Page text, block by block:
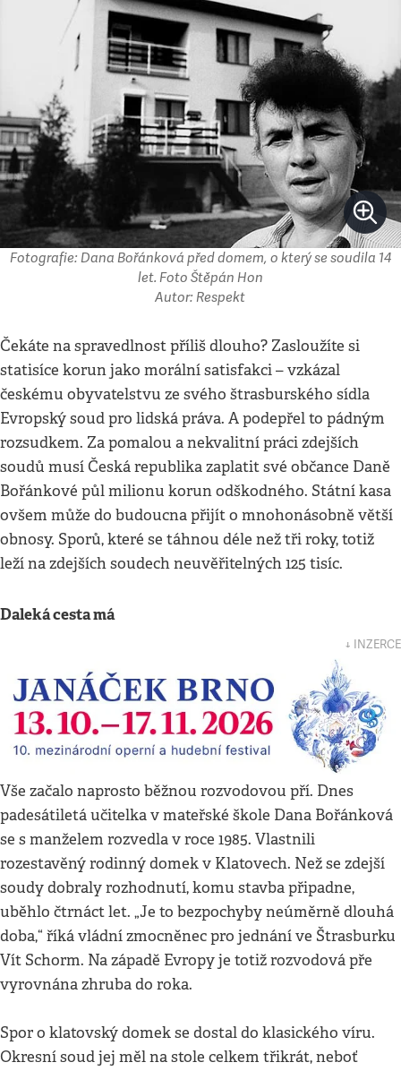
Fotografie: Dana Bořánková před domem, o který se soudila 14
let. Foto Štěpán Hon
Autor: Respekt
Čekáte na spravedlnost příliš dlouho? Zasloužíte si
statisíce korun jako morální satisfakci – vzkázal
českému obyvatelstvu ze svého štrasburského sídla
Evropský soud pro lidská práva. A podepřel to pádným
rozsudkem. Za pomalou a nekvalitní práci zdejších
soudů musí Česká republika zaplatit své občance Daně
Bořánkové půl milionu korun odškodného. Státní kasa
ovšem může do budoucna přijít o mnohonásobně větší
obnosy. Sporů, které se táhnou déle než tři roky, totiž
leží na zdejších soudech neuvěřitelných 125 tisíc.
Daleká cesta má
↓ INZERCE
Vše začalo naprosto běžnou rozvodovou pří. Dnes
padesátiletá učitelka v mateřské škole Dana Bořánková
se s manželem rozvedla v roce 1985. Vlastnili
rozestavěný rodinný domek v Klatovech. Než se zdejší
soudy dobraly rozhodnutí, komu stavba připadne,
uběhlo čtrnáct let. „Je to bezpochyby neúměrně dlouhá
doba,“ říká vládní zmocněnec pro jednání ve Štrasburku
Vít Schorm. Na západě Evropy je totiž rozvodová pře
vyrovnána zhruba do roka.
Spor o klatovský domek se dostal do klasického víru.
Okresní soud jej měl na stole celkem třikrát, neboť